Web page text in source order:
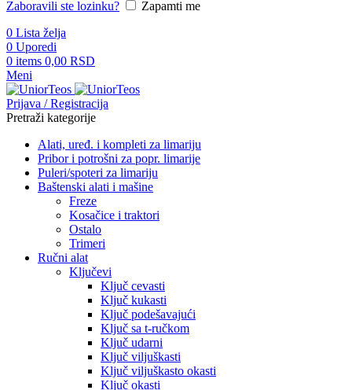
Zaboravili ste lozinku?
Zapamti me
0 Lista želja
0 Uporedi
0 items 0,00 RSD
Meni
Prijava / Registracija
Pretraži kategorije
Alati, uređ. i kompleti za limariju
Pribor i potrošni za popr. limarije
Puleri/spoteri za limariju
Baštenski alati i mašine
Freze
Kosačice i traktori
Ostalo
Trimeri
Ručni alat
Ključevi
Ključ cevasti
Ključ kukasti
Ključ podešavajući
Ključ sa t-ručkom
Ključ udarni
Ključ viljuškasti
Ključ viljuškasto okasti
Ključ okasti